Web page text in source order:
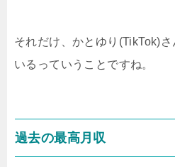
それだけ、かとゆり(TikTok)
いるっていうことですね。
過去の最高月収